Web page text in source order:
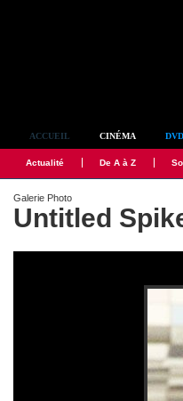
ACCUEIL CINÉMA DVD
Actualité De A à Z
Galerie Photo
Untitled